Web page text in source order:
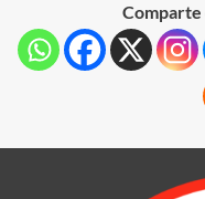
Comparte